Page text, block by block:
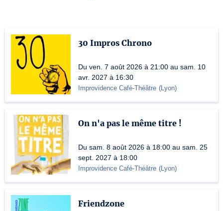
30 Impros Chrono
Du ven. 7 août 2026 à 21:00 au sam. 10
avr. 2027 à 16:30
Improvidence Café-Théâtre (Lyon)
On n'a pas le même titre !
Du sam. 8 août 2026 à 18:00 au sam. 25
sept. 2027 à 18:00
Improvidence Café-Théâtre (Lyon)
Friendzone